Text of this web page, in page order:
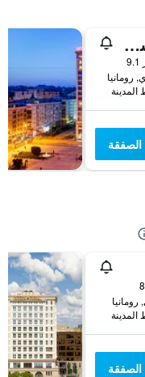
هوتل إنترناشونال ٕازي